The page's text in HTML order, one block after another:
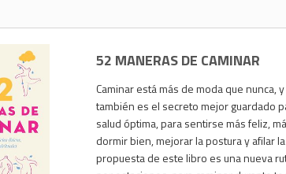
52 MANERAS DE CAMINAR
Caminar está más de moda que nunca, y
también es el secreto mejor guardado
salud óptima, para sentirse más feliz,
dormir bien, mejorar la postura y afilar
propuesta de este libro es una nueva